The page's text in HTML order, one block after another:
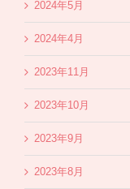
2024年5月
2024年4月
2023年11月
2023年10月
2023年9月
2023年8月